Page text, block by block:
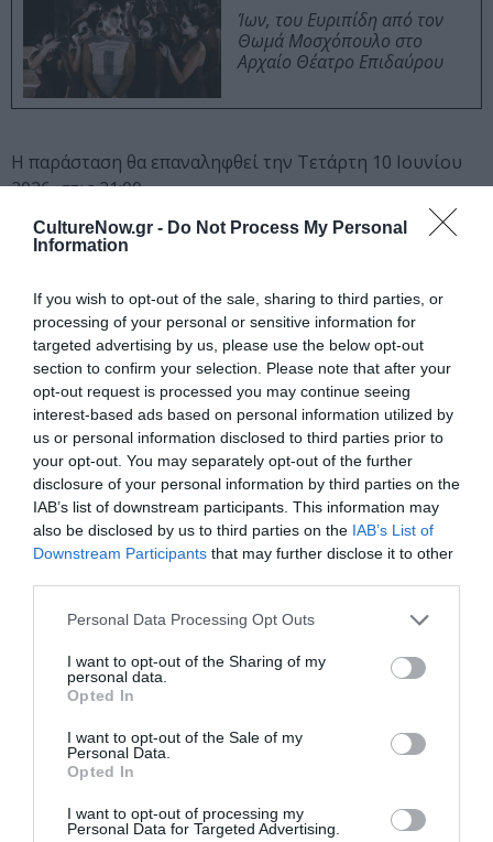
CultureNow.gr - Do Not Process My Personal
Information
If you wish to opt-out of the sale, sharing to third parties, or
processing of your personal or sensitive information for
targeted advertising by us, please use the below opt-out
section to confirm your selection. Please note that after your
opt-out request is processed you may continue seeing
interest-based ads based on personal information utilized by
us or personal information disclosed to third parties prior to
your opt-out. You may separately opt-out of the further
disclosure of your personal information by third parties on the
IAB’s list of downstream participants. This information may
also be disclosed by us to third parties on the IAB’s List of
Downstream Participants that may further disclose it to other
Personal Data Processing Opt Outs
I want to opt-out of the Sharing of my
personal data.
Opted In
I want to opt-out of the Sale of my
Personal Data.
Opted In
I want to opt-out of processing my
Personal Data for Targeted Advertising.
Ίων, του Ευριπίδη από τον
Θωμά Μοσχόπουλο στο
Αρχαίο Θέατρο Επιδαύρου
Η παράσταση θα επαναληφθεί την Τετάρτη 10 Ιουνίου
2026, στις 21:00.
Συντελεστές
επιμέλεια – Ερμηνεία:Γιάννης Θ. Διαμαντής, Ζωή
Ξανθοπούλου
Μαζί τους, επί σκηνής ο μουσικόςAστέρης
Κωνσταντίνου
Video:Νατάσσα Ε. Ιωάννου
Φωτογραφίες:Δήμητρα Τριανταφύλλου
Παραγωγή:àpanda pandoù ΑΜΚΕ
Ταυτότητα Εκδήλωσης
Ημερομηνία:
09/06/2026
18:00
Τοποθεσία:
Πολιτιστικό Ίδρυμα Ομίλου Πειραιώς | Ιστορικό
Αρχείο, Δωρίδος 2 & Λεωφόρος Ειρήνης 14, Ταύρος
Ιστορικό Αρχείο ΠΙΟΠ